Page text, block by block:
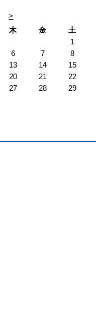
>
木 金
土
1
6 7
8
13 14
15
20 21
22
27 28
29